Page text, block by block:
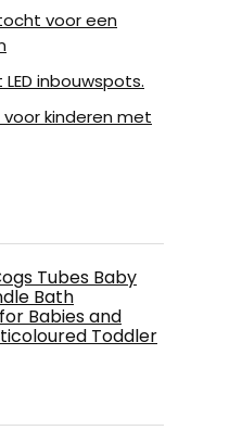
voor een
inbouwspots.
kinderen met
Tubes Baby
Bath
Babies and
Toddler